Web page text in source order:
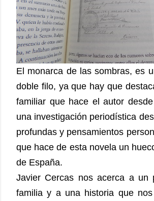
El monarca de las sombras, es
doble filo, ya que hay que
familiar que hace el autor
una investigación periodística
profundas y pensamientos
que hace de esta novela un
de España.
Javier Cercas nos acerca a un
familia y a una historia que